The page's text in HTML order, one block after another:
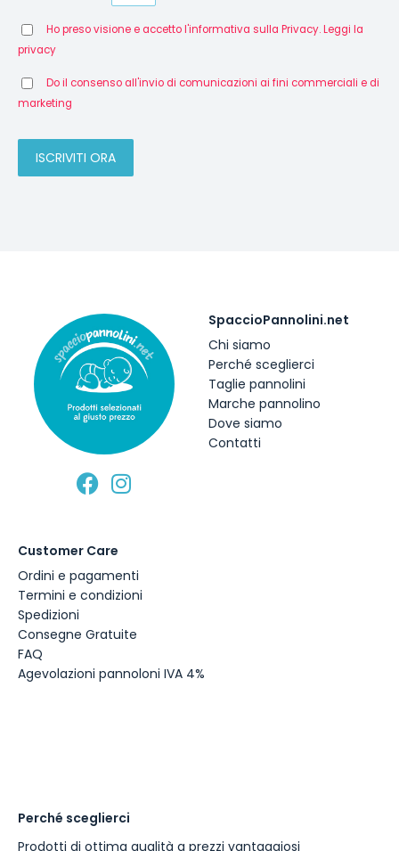
Ho preso visione e accetto l'informativa sulla Privacy. Leggi la
privacy
Do il consenso all'invio di comunicazioni ai fini commerciali e di
marketing
SpaccioPannolini.net
Chi siamo
Perché sceglierci
Taglie pannolini
Marche pannolino
Dove siamo
Contatti
Customer Care
Ordini e pagamenti
Termini e condizioni
Spedizioni
Consegne Gratuite
FAQ
Agevolazioni pannoloni IVA 4%
Perché sceglierci
Prodotti di ottima qualità a prezzi vantaggiosi